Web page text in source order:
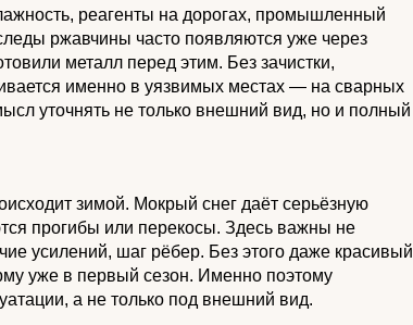
реагенты на дорогах, промышленный
ржавчины часто появляются уже через
металл перед этим. Без зачистки,
именно в уязвимых местах — на сварных
уточнять не только внешний вид, но и полный
зимой. Мокрый снег даёт серьёзную
прогибы или перекосы. Здесь важны не
усилений, шаг рёбер. Без этого даже красивый
уже в первый сезон. Именно поэтому
а не только под внешний вид.